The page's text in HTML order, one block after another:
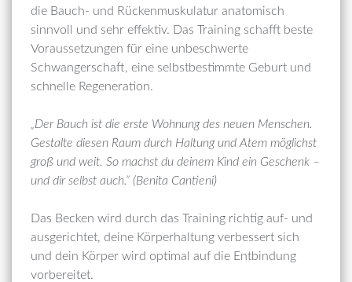
die Bauch- und Rückenmuskulatur anatomisch
sinnvoll und sehr effektiv. Das Training schafft beste
Voraussetzungen für eine unbeschwerte
Schwangerschaft, eine selbstbestimmte Geburt und
schnelle Regeneration.
„Der Bauch ist die erste Wohnung des neuen Menschen.
Gestalte diesen Raum durch Haltung und Atem möglichst
groß und weit. So machst du deinem Kind ein Geschenk –
und dir selbst auch.“ (Benita Cantieni)
Das Becken wird durch das Training richtig auf- und
ausgerichtet, deine Körperhaltung verbessert sich
und dein Körper wird optimal auf die Entbindung
vorbereitet.